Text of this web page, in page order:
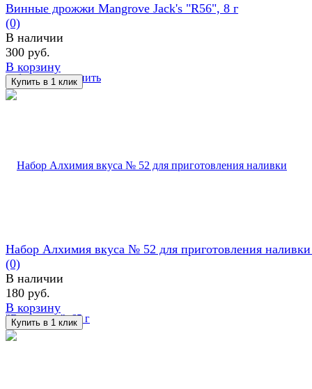
избранное сравнить
Винные дрожжи Mangrove Jack's "R56", 8 г
(0)
В наличии
300 руб.
В корзину
Набор Алхимия вкуса № 52 для приготовления
(0)
В наличии
180 руб.
В корзину